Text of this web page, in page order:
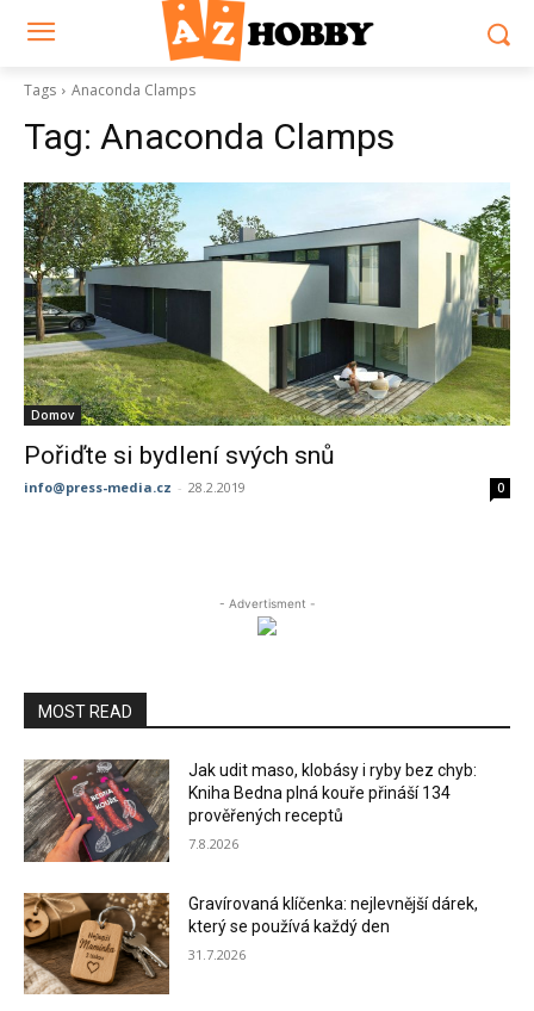
Tags Anaconda Clamps
Tag: Anaconda Clamps
Domov
Pořiďte si bydlení svých snů
info@press-media.cz - 28.2.2019 0
- Advertisment -
MOST READ
Jak udit maso, klobásy i ryby bez chyb:
Kniha Bedna plná kouře přináší 134
prověřených receptů
7.8.2026
Gravírovaná klíčenka: nejlevnější dárek,
který se používá každý den
31.7.2026